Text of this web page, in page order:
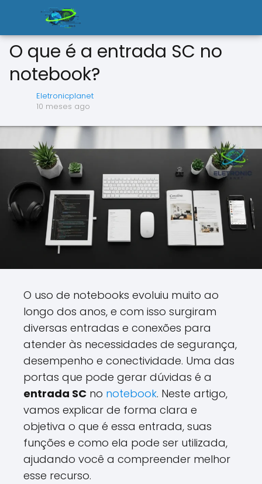
O que é a entrada SC no
notebook?
Eletronicplanet
10 meses ago
O uso de notebooks evoluiu muito ao
longo dos anos, e com isso surgiram
diversas entradas e conexões para
atender às necessidades de segurança,
desempenho e conectividade. Uma das
portas que pode gerar dúvidas é a
entrada SC no notebook. Neste artigo,
vamos explicar de forma clara e
objetiva o que é essa entrada, suas
funções e como ela pode ser utilizada,
ajudando você a compreender melhor
esse recurso.